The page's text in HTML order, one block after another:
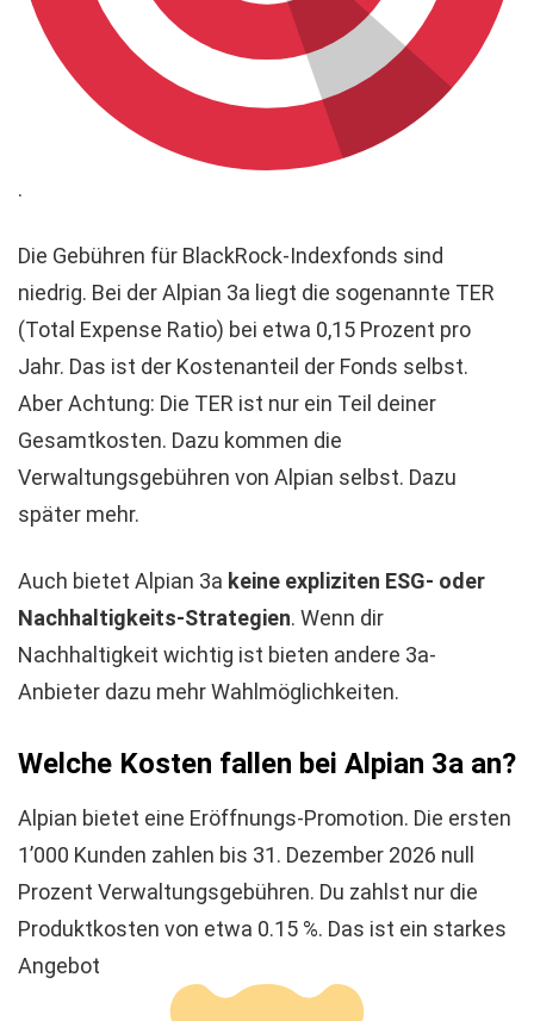
.
Die Gebühren für BlackRock-Indexfonds sind
niedrig. Bei der Alpian 3a liegt die sogenannte TER
(Total Expense Ratio) bei etwa 0,15 Prozent pro
Jahr. Das ist der Kostenanteil der Fonds selbst.
Aber Achtung: Die TER ist nur ein Teil deiner
Gesamtkosten. Dazu kommen die
Verwaltungsgebühren von Alpian selbst. Dazu
später mehr.
Auch bietet Alpian 3a keine expliziten ESG- oder
Nachhaltigkeits-Strategien. Wenn dir
Nachhaltigkeit wichtig ist bieten andere 3a-
Anbieter dazu mehr Wahlmöglichkeiten.
Welche Kosten fallen bei Alpian 3a an?
Alpian bietet eine Eröffnungs-Promotion. Die ersten
1’000 Kunden zahlen bis 31. Dezember 2026 null
Prozent Verwaltungsgebühren. Du zahlst nur die
Produktkosten von etwa 0.15 %. Das ist ein starkes
Angebot